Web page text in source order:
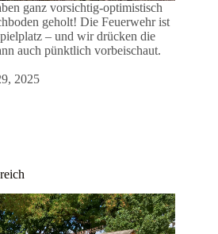
ganz vorsichtig-optimistisch
geholt! Die Feuerwehr ist
– und wir drücken die
auch pünktlich vorbeischaut.
2025